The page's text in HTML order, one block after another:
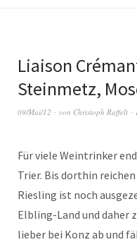
Liaison
Steinmetz,
09/Mai/12 von Christoph Raffelt
Für viele Weintrinker
Trier. Bis dorthin
Riesling ist noch
Elbling-Land und daher
lieber bei Konz ab und